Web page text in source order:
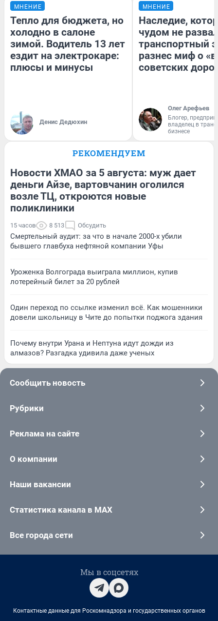
МНЕНИЕ
Тепло для бюджета, но
холодно в салоне
зимой. Водитель 13 лет
ездит на электрокаре:
плюсы и минусы
Денис Дедюхин
МНЕНИЕ
Наследие,
чудом не
транспортный
разнес миф о
советских
Олег Арефьев
Блогер,
владелец в
бизнесе
РЕКОМЕНДУЕМ
Новости ХМАО за 5 августа: муж дает
деньги Айзе, вартовчанин оголился
возле ТЦ, откроются новые
поликлиники
15 часов 8 513 Обсудить
Смертельный аудит: за что в начале 2000-х убили
бывшего главбуха нефтяной компании Уфы
Уроженка Волгограда выиграла миллион, купив
лотерейный билет за 20 рублей
Один переход по ссылке изменил всё. Как мошенники
довели школьницу в Чите до попытки поджога здания
Почему внутри Урана и Нептуна идут дожди из
алмазов? Разгадка удивила даже ученых
Сообщить новость
Рубрики
Реклама на сайте
О компании
Наши вакансии
Статистика канала в MAX
Все города сети
Мы в соцсетях
Контактные данные для Роскомнадзора и государственных органов